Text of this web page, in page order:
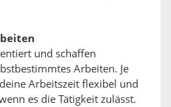
und schaffen
Arbeiten. Je
Arbeitszeit flexibel und
es die Tätigkeit zulässt.